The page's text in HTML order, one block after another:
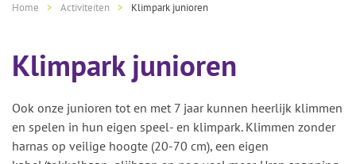
Home Activiteiten Klimpark junioren
Klimpark junioren
Ook onze junioren tot en met 7 jaar kunnen heerlijk klimmen
en spelen in hun eigen speel- en klimpark. Klimmen zonder
harnas op veilige hoogte (20-70 cm), een eigen